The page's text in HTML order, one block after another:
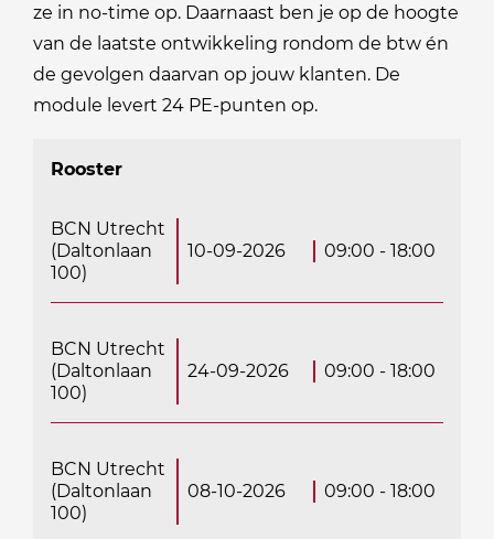
ze in no-time op. Daarnaast ben je op de hoogte
van de laatste ontwikkeling rondom de btw én
de gevolgen daarvan op jouw klanten. De
module levert 24 PE-punten op.
Rooster
BCN Utrecht
(Daltonlaan
100)
10-09-2026 09:00 - 18:00
BCN Utrecht
(Daltonlaan
100)
24-09-2026 09:00 - 18:00
BCN Utrecht
(Daltonlaan
100)
08-10-2026 09:00 - 18:00